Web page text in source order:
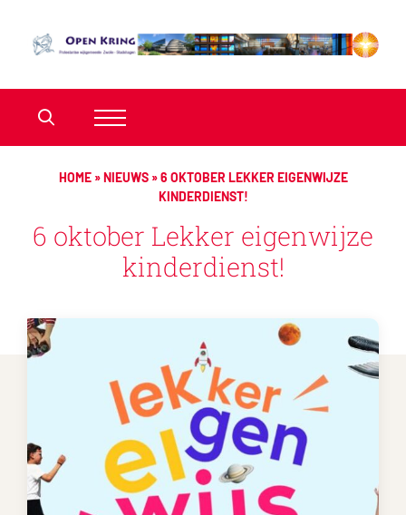
HOME»NIEUWS»6 OKTOBER LEKKER EIGENWIJZE
KINDERDIENST!
6 oktober Lekker eigenwijze
kinderdienst!